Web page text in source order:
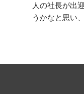
人の社長が出
うかなと思い